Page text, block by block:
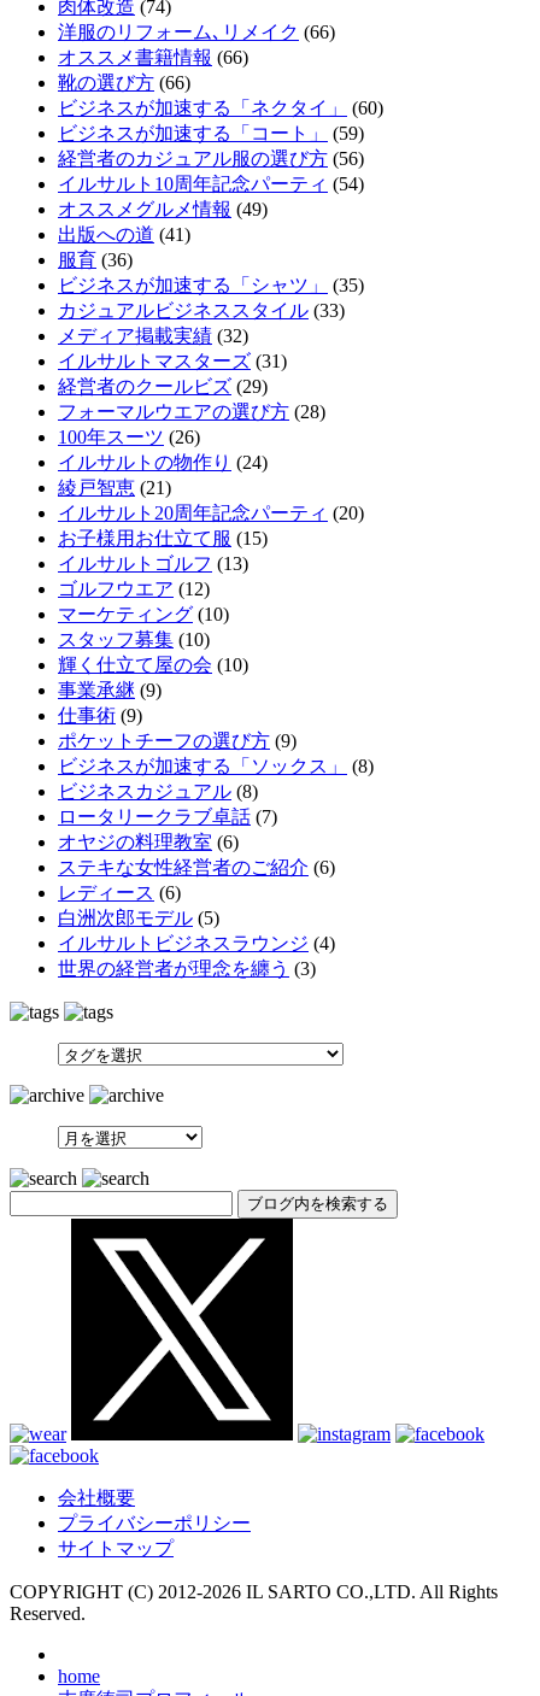
肉体改造 (74)
洋服のリフォーム､リメイク (66)
オススメ書籍情報 (66)
靴の選び方 (66)
ビジネスが加速する「ネクタイ」
(60)
ビジネスが加速する「コート」
(59)
経営者のカジュアル服の選び方 (56)
イルサルト10周年記念パーティ (54)
オススメグルメ情報 (49)
出版への道 (41)
服育 (36)
ビジネスが加速する「シャツ」
(35)
カジュアルビジネススタイル (33)
メディア掲載実績 (32)
イルサルトマスターズ (31)
経営者のクールビズ (29)
フォーマルウエアの選び方 (28)
100年スーツ (26)
イルサルトの物作り (24)
綾戸智恵 (21)
イルサルト20周年記念パーティ (20)
お子様用お仕立て服 (15)
イルサルトゴルフ (13)
ゴルフウエア (12)
マーケティング (10)
スタッフ募集 (10)
輝く仕立て屋の会 (10)
事業承継 (9)
仕事術 (9)
ポケットチーフの選び方 (9)
ビジネスが加速する「ソックス」
(8)
ビジネスカジュアル (8)
ロータリークラブ卓話 (7)
オヤジの料理教室 (6)
ステキな女性経営者のご紹介 (6)
レディース (6)
白洲次郎モデル (5)
イルサルトビジネスラウンジ (4)
世界の経営者が理念を纏う (3)
SEARCH
会社概要
プライバシーポリシー
サイトマップ
COPYRIGHT (C) 2012-2026 IL SARTO CO.,LTD. All Rights
Reserved.
home